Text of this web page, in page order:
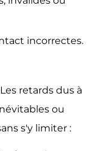
incorrectes.
retards dus à
ou
s'y limiter :